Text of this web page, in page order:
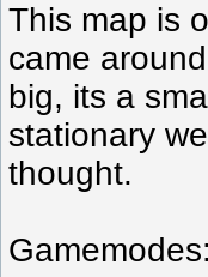
This map is
came
big, its a
stationary
thought.